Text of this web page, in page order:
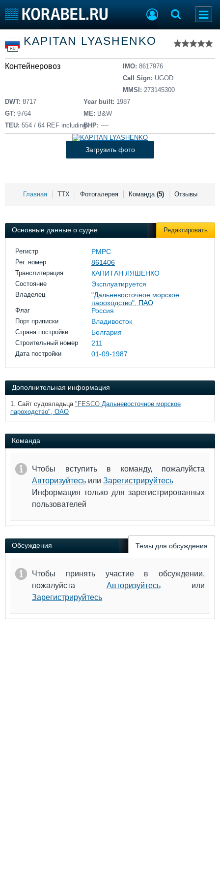
Тип судна
Добавить судно
Добавить проект
Последние 100
Пульс
Новости
Компании
Репутация
Торговая площадка
Доска объявлений
Продажа флота
Оборудование
Изделия
Материалы
Услуги
Выставки и семинары
Личности
Словарь
Галерея флота
Форум
RU
KAPITAN LYASHENKO
Контейнеровоз IMO: 8617976
Call Sign: UGOD
MMSI: 273145300
DWT: 8717
GT: 9764
TEU: 554 / 64 REF including
Year built: 1987
ME: B&W
BHP: ----
Загрузить фото
Главная ТТХ Фотогалерея Команда (5) Отзывы
Основные данные о судне Редактировать
Регистр РМРС
Рег. номер 861406
Транслитерация КАПИТАН ЛЯШЕНКО
Состояние Эксплуатируется
Владелец
"Дальневосточное морское
пароходство", ПАО
Флаг Россия
Порт приписки Владивосток
Страна постройки Болгария
Строительный номер 211
Дата постройки 01-09-1987
Дополнительная информация
1. Сайт судовладьца " FESCO Дальневосточное морское
пароходство", ОАО
Команда
Чтобы вступить в команду, пожалуйста
Авторизуйтесь или Зарегистрируйтесь
Информация только для зарегистрированных
пользователей
Обсуждения Темы для обсуждения
Чтобы принять участие в обсуждении,
пожалуйста Авторизуйтесьили
Зарегистрируйтесь